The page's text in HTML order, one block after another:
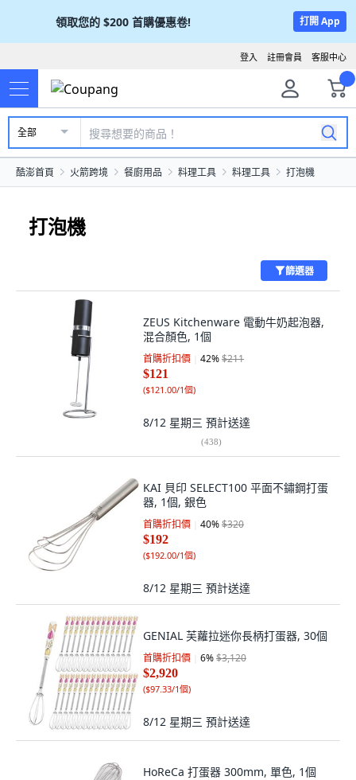
領取您的 $200 首購優惠卷! 打開 App
客服中心
註冊會員
登入
全部
酷澎首頁 火箭跨境 餐廚用品 料理工具 料理工具 打泡機
打泡機
篩選器
ZEUS Kitchenware 電動牛奶起泡器,
混合顏色, 1個
首購折扣價 42%$211
$121
($121.00/1個)
8/12 星期三 預計送達
(438)
KAI 貝印 SELECT100 平面不鏽鋼打蛋
器, 1個, 銀色
首購折扣價 40%$320
$192
($192.00/1個)
8/12 星期三 預計送達
GENIAL 芙蘿拉迷你長柄打蛋器, 30個
首購折扣價 6%$3,120
$2,920
($97.33/1個)
8/12 星期三 預計送達
HoReCa 打蛋器 300mm, 單色, 1個